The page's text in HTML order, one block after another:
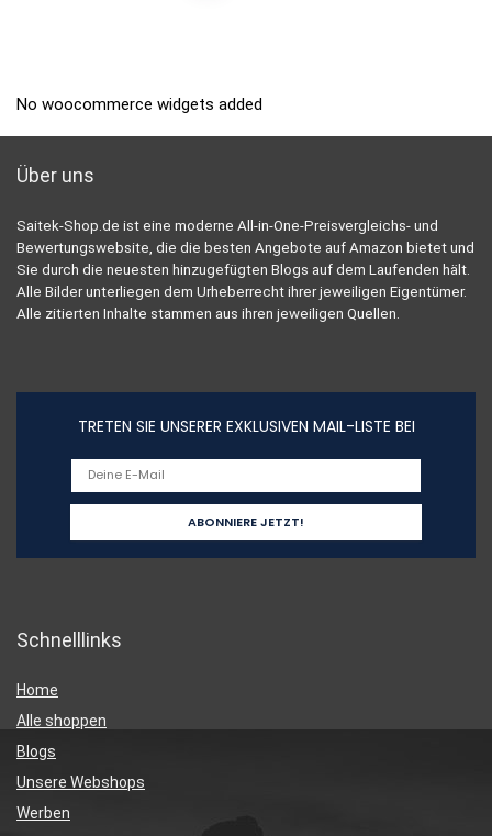
No woocommerce widgets added
Über uns
Saitek-Shop.de ist eine moderne All-in-One-Preisvergleichs- und
Bewertungswebsite, die die besten Angebote auf Amazon bietet und
Sie durch die neuesten hinzugefügten Blogs auf dem Laufenden hält.
Alle Bilder unterliegen dem Urheberrecht ihrer jeweiligen Eigentümer.
Alle zitierten Inhalte stammen aus ihren jeweiligen Quellen.
TRETEN SIE UNSERER EXKLUSIVEN MAIL-LISTE BEI
Schnelllinks
Home
Alle shoppen
Blogs
Unsere Webshops
Werben